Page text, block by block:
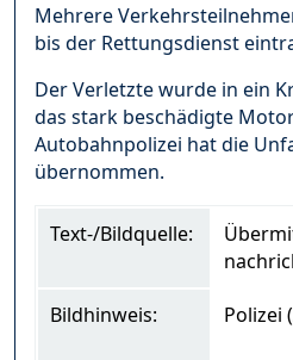
Mehrere
bis der Rettungsdienst
Der Verletzte wurde in ein
das stark beschädigte
Autobahnpolizei hat die
übernommen.
Text-/Bildquelle:
Bildhinweis: Polizei